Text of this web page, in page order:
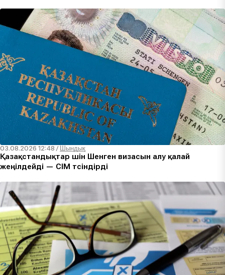
03.08.2026 12:48 / Шындық
Қазақстандықтар үшін Шенген визасын алу қалай
жеңілдейді — СІМ түсіндірді